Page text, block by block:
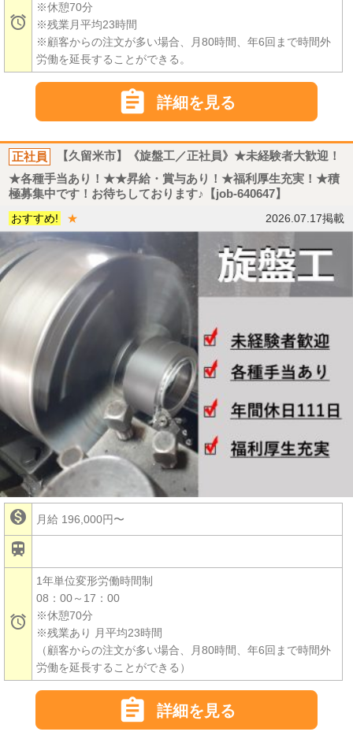

※休憩70分
※残業月平均23時間
※顧客からの注文が多い場合、月80時間、年6回まで時間外
労働を延長することができる。
 詳細を見る
正社員
【久留米市】《旋盤工／正社員》★未経験者大歓迎！
★各種手当あり！★★昇給・賞与あり！★福利厚生充実！★積
極募集中です！お待ちしております♪【job-640647】
おすすめ!
★ 2026.07.17掲載
 月給 196,000円〜


1年単位変形労働時間制
08：00～17：00
※休憩70分
※残業あり 月平均23時間
（顧客からの注文が多い場合、月80時間、年6回まで時間外
労働を延長することができる）
 詳細を見る